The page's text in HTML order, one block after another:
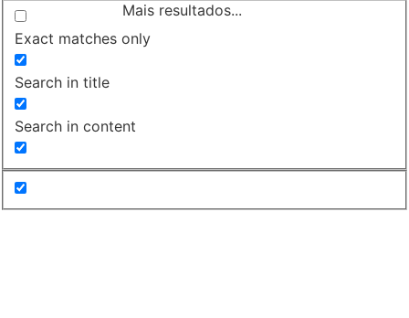
Mais resultados...
Exact matches only
Search in title
Search in content